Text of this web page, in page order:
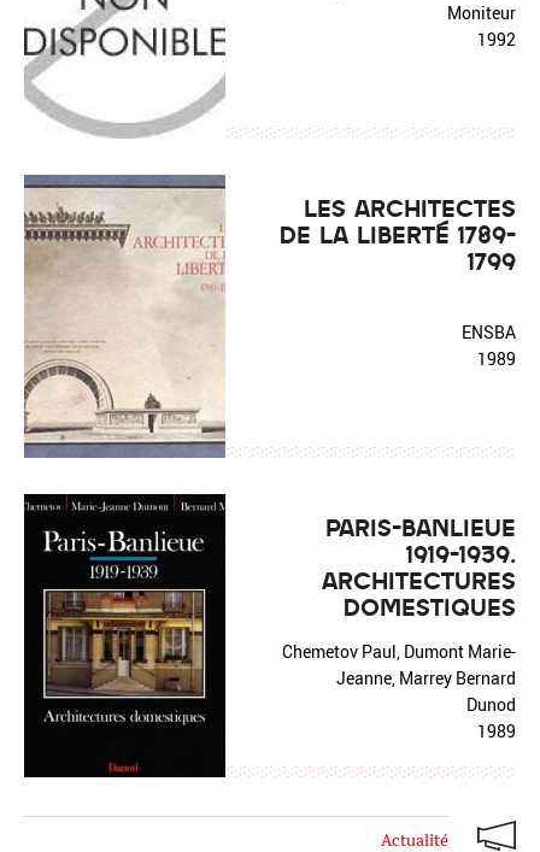
Moniteur
1992
LES ARCHITECTES
DE LA LIBERTÉ 1789-
1799
ENSBA
1989
PARIS-BANLIEUE
1919-1939.
ARCHITECTURES
DOMESTIQUES
Chemetov Paul, Dumont Marie-
Jeanne, Marrey Bernard
Dunod
1989
Actualité